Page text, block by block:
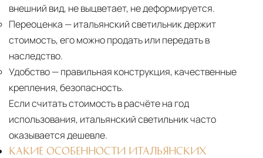
внешний вид, не выцветает, не деформируется.
Переоценка — итальянский светильник держит
стоимость, его можно продать или передать в
наследство.
Удобство— правильная конструкция, качественные
крепления, безопасность.
Если считать стоимость в расчёте на год
использования, итальянский светильник часто
оказывается дешевле.
КАКИЕ ОСОБЕННОСТИ ИТАЛЬЯНСКИХ